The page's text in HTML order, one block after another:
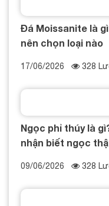
Đá Moissanite là
nên chọn loại nào
17/06/2026 328
Ngọc phỉ thúy là
nhận biết ngọc
09/06/2026 328